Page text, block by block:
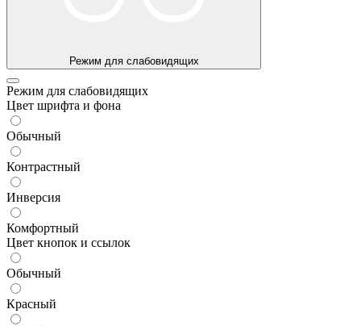
Режим для слабовидящих
Режим для слабовидящих
Цвет шрифта и фона
Обычный
Контрастный
Инверсия
Комфортный
Цвет кнопок и ссылок
Обычный
Красный